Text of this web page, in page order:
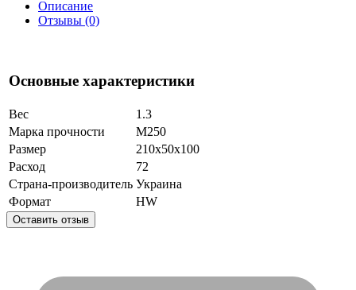
Описание
Отзывы (0)
Основные характеристики
Вес
1.3
Марка прочности
М250
Размер
210x50x100
Расход
72
Страна-производитель Украина
Формат
HW
Оставить отзыв